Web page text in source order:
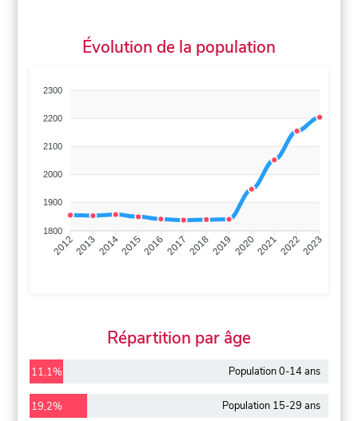
Évolution de la population
2300
2200
2100
2000
1900
1800
201220132014201520162017 20182019 2020202120222023
Répartition par âge
11,1% Population 0-14 ans
19,2% Population 15-29 ans